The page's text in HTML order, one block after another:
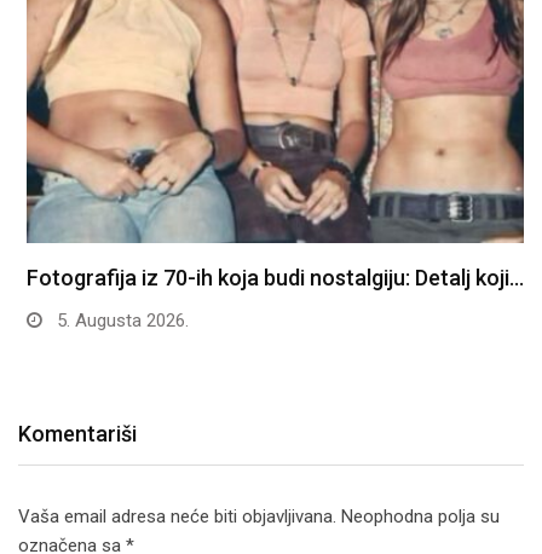
Fotografija iz 70-ih koja budi nostalgiju: Detalj koji…
5. Augusta 2026.
Komentariši
Vaša email adresa neće biti objavljivana. Neophodna polja su
označena sa *